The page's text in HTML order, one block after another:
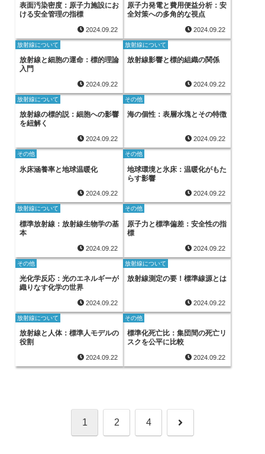
表面汚染密度：原子力施設にお
ける安全管理の指標
2024.09.22
原子力発電と費用便益分析：安
全対策への多角的な視点
2024.09.22
放射線について
放射線と細胞の運命：標的理論
入門
2024.09.22
放射線について
放射線影響と標的組織の関係
2024.09.22
放射線について
放射線の標的説：細胞への影響
を紐解く
2024.09.22
その他
海の個性：表層水塊とその特徴
2024.09.22
その他
氷床涵養率と地球温暖化
2024.09.22
その他
地球環境と氷床：温暖化がもた
らす影響
2024.09.22
放射線について
標準放射線：放射線生物学の基
本
2024.09.22
その他
原子力と標準偏差：安全性の指
標
2024.09.22
その他
光化学反応：光のエネルギーが
織りなす化学の世界
2024.09.22
放射線について
放射線測定の要！標準線源とは
2024.09.22
放射線について
放射線と人体：標準人モデルの
役割
2024.09.22
その他
標準化死亡比：集団間の死亡リ
スクを公平に比較
2024.09.22
1 2 4 次